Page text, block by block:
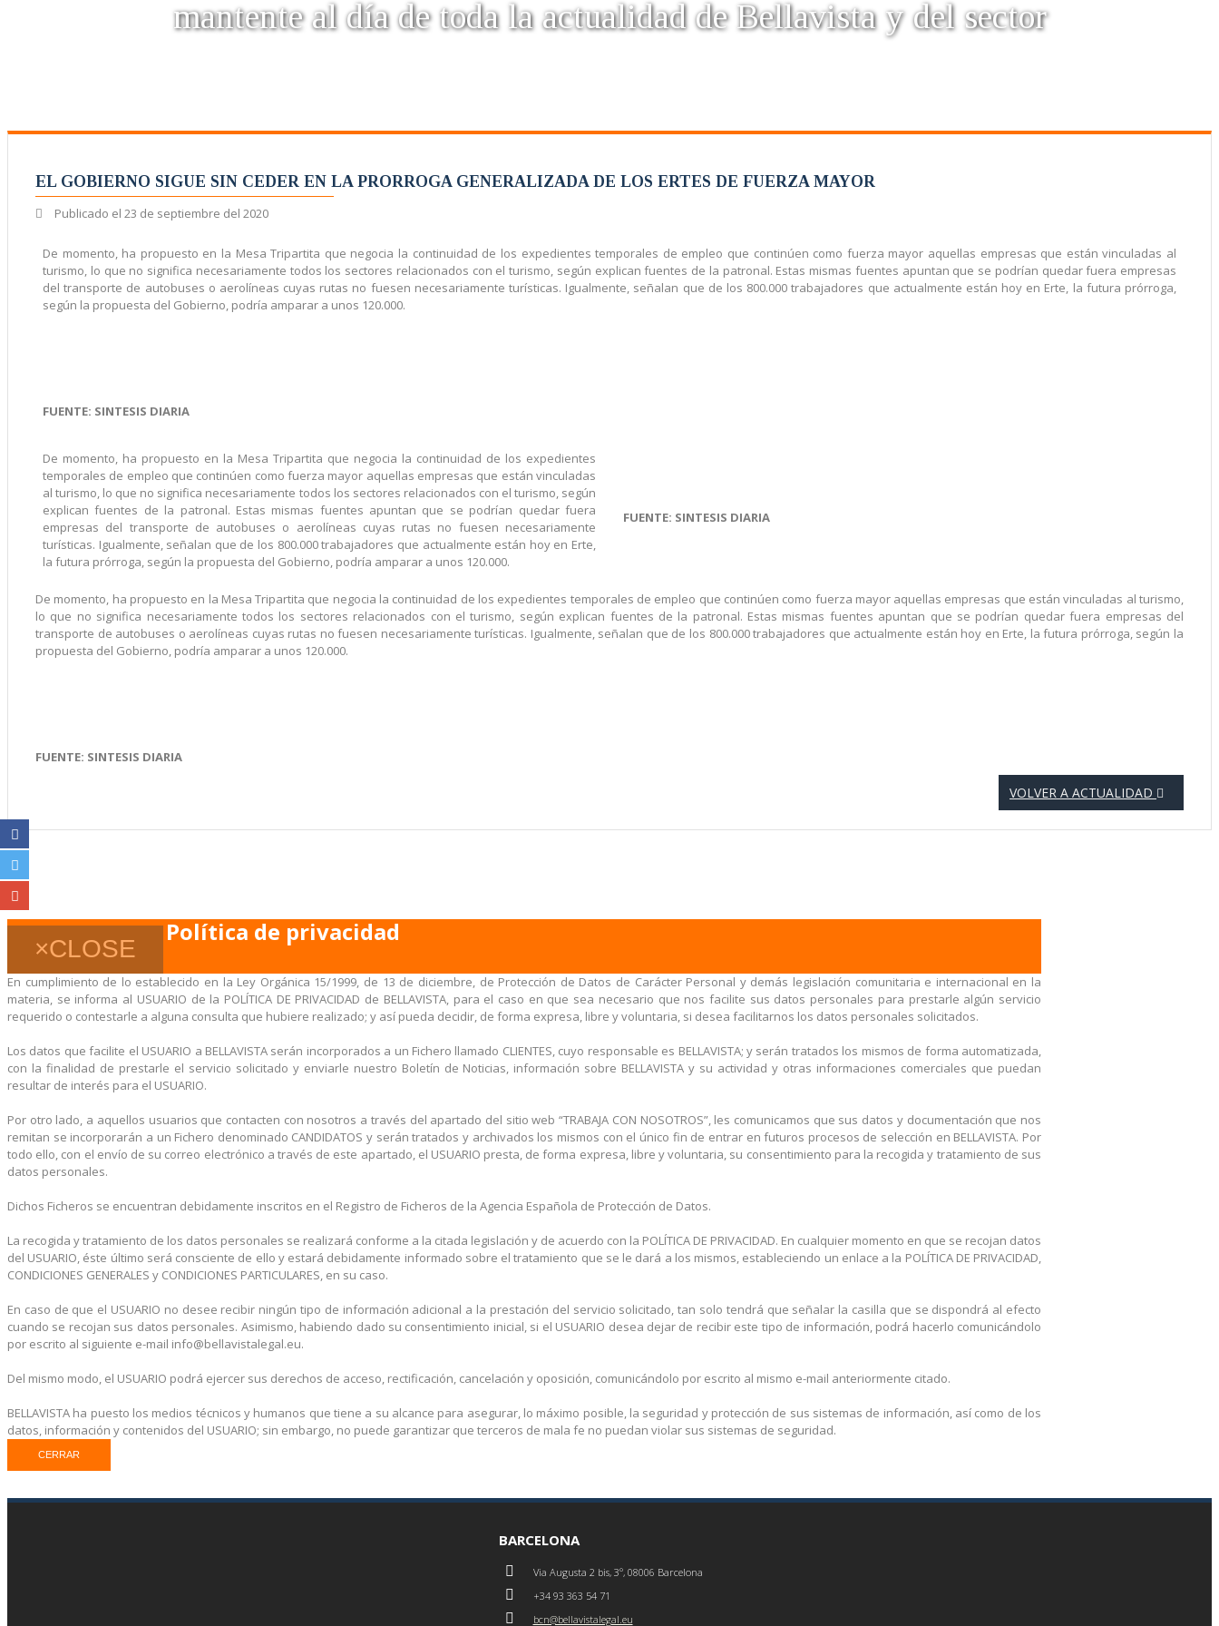
mantente al día de toda la actualidad de Bellavista y del sector
EL GOBIERNO SIGUE SIN CEDER EN LA PRORROGA GENERALIZADA DE LOS ERTES DE FUERZA MAYOR
Publicado el 23 de septiembre del 2020
De momento, ha propuesto en la Mesa Tripartita que negocia la continuidad de los expedientes temporales de empleo que continúen como fuerza mayor aquellas empresas que están vinculadas al
turismo, lo que no significa necesariamente todos los sectores relacionados con el turismo, según explican fuentes de la patronal. Estas mismas fuentes apuntan que se podrían quedar fuera empresas
del transporte de autobuses o aerolíneas cuyas rutas no fuesen necesariamente turísticas. Igualmente, señalan que de los 800.000 trabajadores que actualmente están hoy en Erte, la futura prórroga,
según la propuesta del Gobierno, podría amparar a unos 120.000.
FUENTE: SINTESIS DIARIA
De momento, ha propuesto en la Mesa Tripartita que negocia la continuidad de los expedientes
temporales de empleo que continúen como fuerza mayor aquellas empresas que están vinculadas
al turismo, lo que no significa necesariamente todos los sectores relacionados con el turismo, según
explican fuentes de la patronal. Estas mismas fuentes apuntan que se podrían quedar fuera
empresas del transporte de autobuses o aerolíneas cuyas rutas no fuesen necesariamente
turísticas. Igualmente, señalan que de los 800.000 trabajadores que actualmente están hoy en Erte,
la futura prórroga, según la propuesta del Gobierno, podría amparar a unos 120.000.
FUENTE: SINTESIS DIARIA
De momento, ha propuesto en la Mesa Tripartita que negocia la continuidad de los expedientes temporales de empleo que continúen como fuerza mayor aquellas empresas que están vinculadas al turismo,
lo que no significa necesariamente todos los sectores relacionados con el turismo, según explican fuentes de la patronal. Estas mismas fuentes apuntan que se podrían quedar fuera empresas del
transporte de autobuses o aerolíneas cuyas rutas no fuesen necesariamente turísticas. Igualmente, señalan que de los 800.000 trabajadores que actualmente están hoy en Erte, la futura prórroga, según la
propuesta del Gobierno, podría amparar a unos 120.000.
FUENTE: SINTESIS DIARIA
VOLVER A ACTUALIDAD
×CLOSE
Política de privacidad
En cumplimiento de lo establecido en la Ley Orgánica 15/1999, de 13 de diciembre, de Protección de Datos de Carácter Personal y demás legislación comunitaria e internacional en la
materia, se informa al USUARIO de la POLÍTICA DE PRIVACIDAD de BELLAVISTA, para el caso en que sea necesario que nos facilite sus datos personales para prestarle algún servicio
requerido o contestarle a alguna consulta que hubiere realizado; y así pueda decidir, de forma expresa, libre y voluntaria, si desea facilitarnos los datos personales solicitados.
Los datos que facilite el USUARIO a BELLAVISTA serán incorporados a un Fichero llamado CLIENTES, cuyo responsable es BELLAVISTA; y serán tratados los mismos de forma automatizada,
con la finalidad de prestarle el servicio solicitado y enviarle nuestro Boletín de Noticias, información sobre BELLAVISTA y su actividad y otras informaciones comerciales que puedan
resultar de interés para el USUARIO.
Por otro lado, a aquellos usuarios que contacten con nosotros a través del apartado del sitio web “TRABAJA CON NOSOTROS”, les comunicamos que sus datos y documentación que nos
remitan se incorporarán a un Fichero denominado CANDIDATOS y serán tratados y archivados los mismos con el único fin de entrar en futuros procesos de selección en BELLAVISTA. Por
todo ello, con el envío de su correo electrónico a través de este apartado, el USUARIO presta, de forma expresa, libre y voluntaria, su consentimiento para la recogida y tratamiento de sus
datos personales.
Dichos Ficheros se encuentran debidamente inscritos en el Registro de Ficheros de la Agencia Española de Protección de Datos.
La recogida y tratamiento de los datos personales se realizará conforme a la citada legislación y de acuerdo con la POLÍTICA DE PRIVACIDAD. En cualquier momento en que se recojan datos
del USUARIO, éste último será consciente de ello y estará debidamente informado sobre el tratamiento que se le dará a los mismos, estableciendo un enlace a la POLÍTICA DE PRIVACIDAD,
CONDICIONES GENERALES y CONDICIONES PARTICULARES, en su caso.
En caso de que el USUARIO no desee recibir ningún tipo de información adicional a la prestación del servicio solicitado, tan solo tendrá que señalar la casilla que se dispondrá al efecto
cuando se recojan sus datos personales. Asimismo, habiendo dado su consentimiento inicial, si el USUARIO desea dejar de recibir este tipo de información, podrá hacerlo comunicándolo
por escrito al siguiente e-mail info@bellavistalegal.eu.
Del mismo modo, el USUARIO podrá ejercer sus derechos de acceso, rectificación, cancelación y oposición, comunicándolo por escrito al mismo e-mail anteriormente citado.
BELLAVISTA ha puesto los medios técnicos y humanos que tiene a su alcance para asegurar, lo máximo posible, la seguridad y protección de sus sistemas de información, así como de los
datos, información y contenidos del USUARIO; sin embargo, no puede garantizar que terceros de mala fe no puedan violar sus sistemas de seguridad.
CERRAR
BARCELONA
Via Augusta 2 bis, 3º, 08006 Barcelona
+34 93 363 54 71
bcn@bellavistalegal.eu